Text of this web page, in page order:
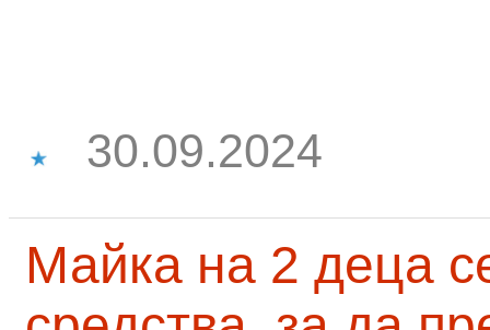
30.09.2024
Майка на 2 деца